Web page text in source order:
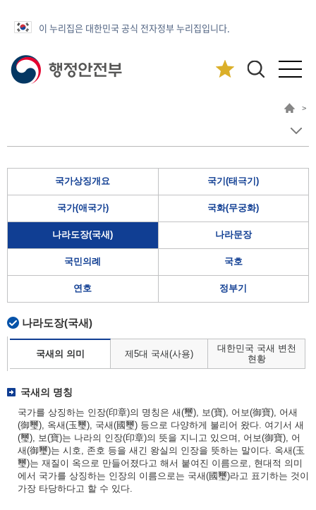
이 누리집은 대한민국 공식 전자정부 누리집입니다.
>
국가상징개요 국기(태극기)
국가(애국가) 국화(무궁화)
나라도장(국새) 나라문장
국민의례 국호
연호 정부기
나라도장(국새)
국새의 의미 제5대 국새(사용)
대한민국 국새 변천
현황
국새의 명칭
국가를 상징하는 인장(印章)의 명칭은 새(璽), 보(寶), 어보(御寶), 어새
(御璽), 옥새(玉璽), 국새(國璽) 등으로 다양하게 불리어 왔다. 여기서 새
(璽), 보(寶)는 나라의 인장(印章)의 뜻을 지니고 있으며, 어보(御寶), 어
새(御璽)는 시호, 존호 등을 새긴 왕실의 인장을 뜻하는 말이다. 옥새(玉
璽)는 재질이 옥으로 만들어졌다고 해서 붙여진 이름으로, 현대적 의미
에서 국가를 상징하는 인장의 이름으로는 국새(國璽)라고 표기하는 것이
가장 타당하다고 할 수 있다.